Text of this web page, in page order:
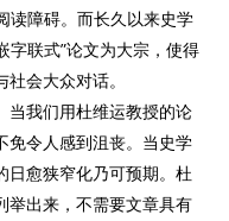
读障碍。而长久以来史学
字联式”论文为大宗，使得
会大众对话。
当我们用杜维运教授的论
免令人感到沮丧。当史学
日愈狭窄化乃可预期。杜
举出来，不需要文章具有